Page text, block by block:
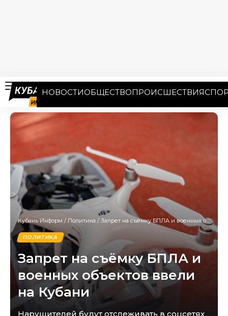
НОВОСТИОБЩЕСТВОПРОИСШЕСТВИЯ
Кубань Информ / Политика / Запрет на съёмку БПЛА и военных объектов ввели на Кубани
ПОЛИТИКА
Запрет на съёмку БПЛА и
военных объектов ввели
на Кубани
Нарушителей будут отслеживать в соцсетях